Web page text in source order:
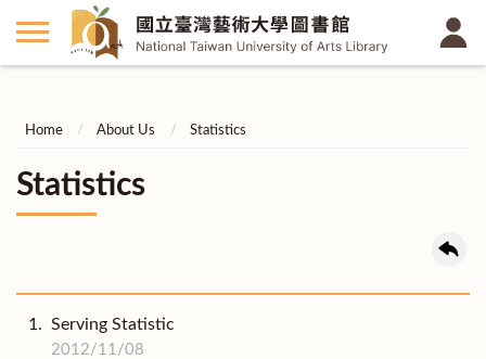
Home About Us Statistics
Statistics
1. Serving Statistic
2012/11/08